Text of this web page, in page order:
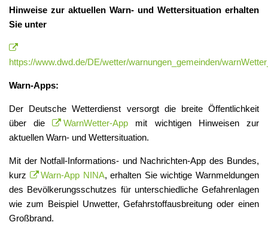
Hinweise zur aktuellen Warn- und Wettersituation erhalten
Sie unter
https://www.dwd.de/DE/wetter/warnungen_gemeinden/
Warn-Apps:
Der Deutsche Wetterdienst versorgt die breite Öffentlichkeit
über die
WarnWetter-App mit wichtigen Hinweisen zur
aktuellen Warn- und Wettersituation.
Mit der Notfall-Informations- und Nachrichten-App des Bundes,
kurz
Warn-App NINA, erhalten Sie wichtige Warnmeldungen
des Bevölkerungsschutzes für unterschiedliche Gefahrenlagen
wie zum Beispiel Unwetter, Gefahrstoffausbreitung oder einen
Großbrand.